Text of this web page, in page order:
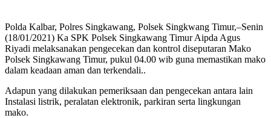
Polda Kalbar, Polres Singkawang, Polsek Singkwang Timur,–Senin
(18/01/2021) Ka SPK Polsek Singkawang Timur Aipda Agus
Riyadi melaksanakan pengecekan dan kontrol diseputaran Mako
Polsek Singkawang Timur, pukul 04.00 wib guna memastikan mako
dalam keadaan aman dan terkendali..
Adapun yang dilakukan pemeriksaan dan pengecekan antara lain
Instalasi listrik, peralatan elektronik, parkiran serta lingkungan
mako.